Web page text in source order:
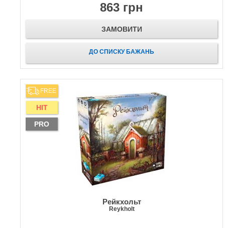
863 грн
ЗАМОВИТИ
ДО СПИСКУ БАЖАНЬ
FREE
HIT
PRO
Рейкхольт
Reykholt